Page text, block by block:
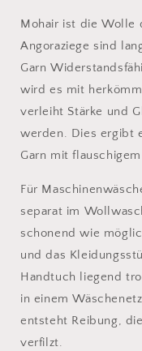
Mohair ist die Wolle
Angoraziege sind
Garn
wird es mit
verleiht Stärke und
werden. Dies ergibt
Garn mit
Für
separat im
schonend wie
und das
Handtuch liegend
in einem
entsteht Reibung,
verfilzt.